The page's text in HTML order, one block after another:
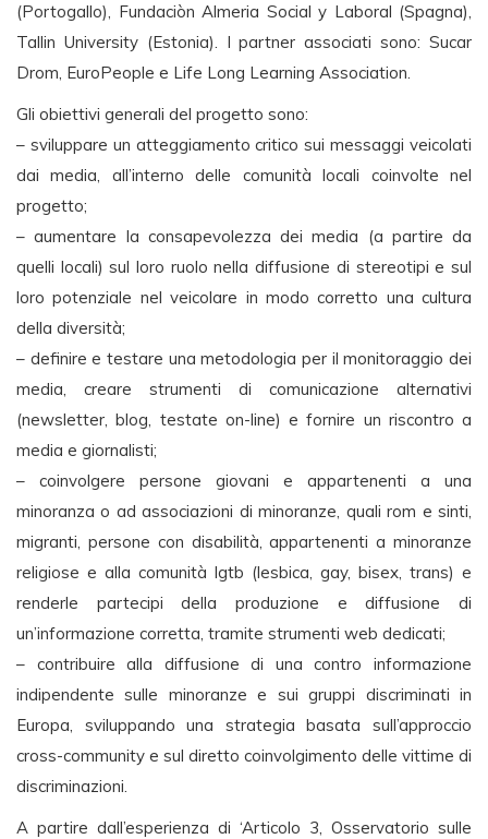
(Portogallo), Fundaciòn Almeria Social y Laboral (Spagna),
Tallin University (Estonia). I partner associati sono: Sucar
Drom, EuroPeople e Life Long Learning Association.
Gli obiettivi generali del progetto sono:
– sviluppare un atteggiamento critico sui messaggi veicolati
dai media, all’interno delle comunità locali coinvolte nel
progetto;
– aumentare la consapevolezza dei media (a partire da
quelli locali) sul loro ruolo nella diffusione di stereotipi e sul
loro potenziale nel veicolare in modo corretto una cultura
della diversità;
– definire e testare una metodologia per il monitoraggio dei
media, creare strumenti di comunicazione alternativi
(newsletter, blog, testate on-line) e fornire un riscontro a
media e giornalisti;
– coinvolgere persone giovani e appartenenti a una
minoranza o ad associazioni di minoranze, quali rom e sinti,
migranti, persone con disabilità, appartenenti a minoranze
religiose e alla comunità lgtb (lesbica, gay, bisex, trans) e
renderle partecipi della produzione e diffusione di
un’informazione corretta, tramite strumenti web dedicati;
– contribuire alla diffusione di una contro informazione
indipendente sulle minoranze e sui gruppi discriminati in
Europa, sviluppando una strategia basata sull’approccio
cross-community e sul diretto coinvolgimento delle vittime di
discriminazioni.
A partire dall’esperienza di ‘Articolo 3, Osservatorio sulle